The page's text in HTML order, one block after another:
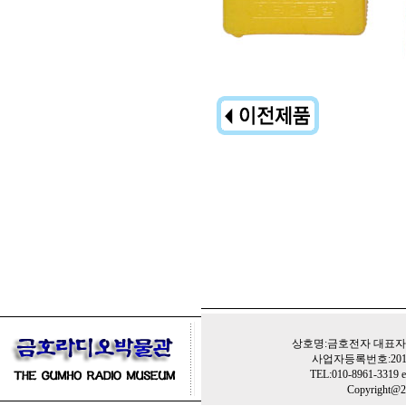
상호명:금호전자 대표
사업자등록번호
TEL:010-8961-3319